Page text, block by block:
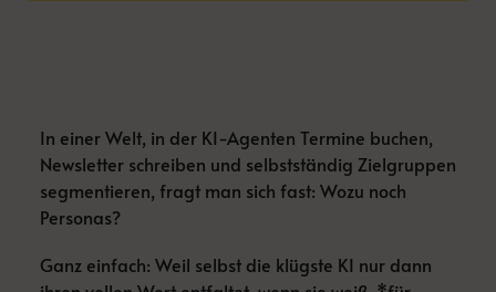
In einer Welt, in der KI-Agenten Termine buchen,
Newsletter schreiben und selbstständig Zielgruppen
segmentieren, fragt man sich fast: Wozu noch
Personas?
Ganz einfach: Weil selbst die klügste KI nur dann